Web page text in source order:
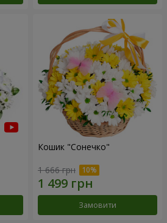
Кошик "Сонечко"
1 666 грн
Замовити